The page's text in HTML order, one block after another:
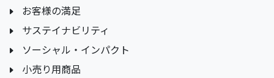
お客様の満足
サステイナビリティ
ソーシャル・インパクト
小売り用商品